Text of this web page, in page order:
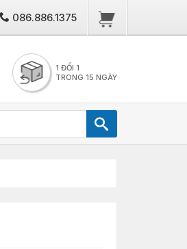
086.886.1375
1 ĐỔI 1
TRONG 15 NGÀY